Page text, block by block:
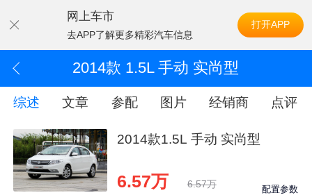
网上车市
去APP了解更多精彩汽车信息
打开APP
2014款 1.5L 手动 实尚型
综述 文章 参配 图片 经销商 点评
2014款1.5L 手动 实尚型
6.57万 6.57万 配置参数